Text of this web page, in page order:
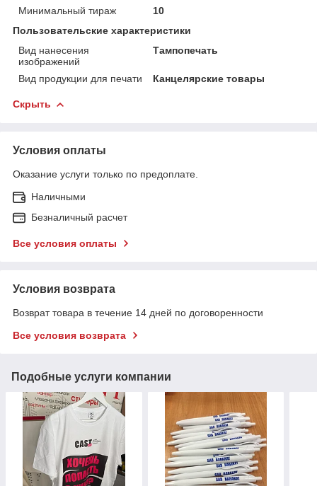
Минимальный тираж
10
Пользовательские характеристики
Вид нанесения
изображений
Тампопечать
Вид продукции для печати Канцелярские товары
Скрыть
Условия оплаты
Оказание услуги только по предоплате.
Наличными
Безналичный расчет
Все условия оплаты
Условия возврата
Возврат товара в течение 14 дней по договоренности
Все условия возврата
Подобные услуги компании